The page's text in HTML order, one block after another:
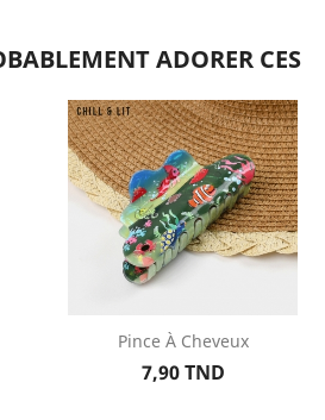
ADORER CES
Pince À Cheveux
Prix
7,90 TND